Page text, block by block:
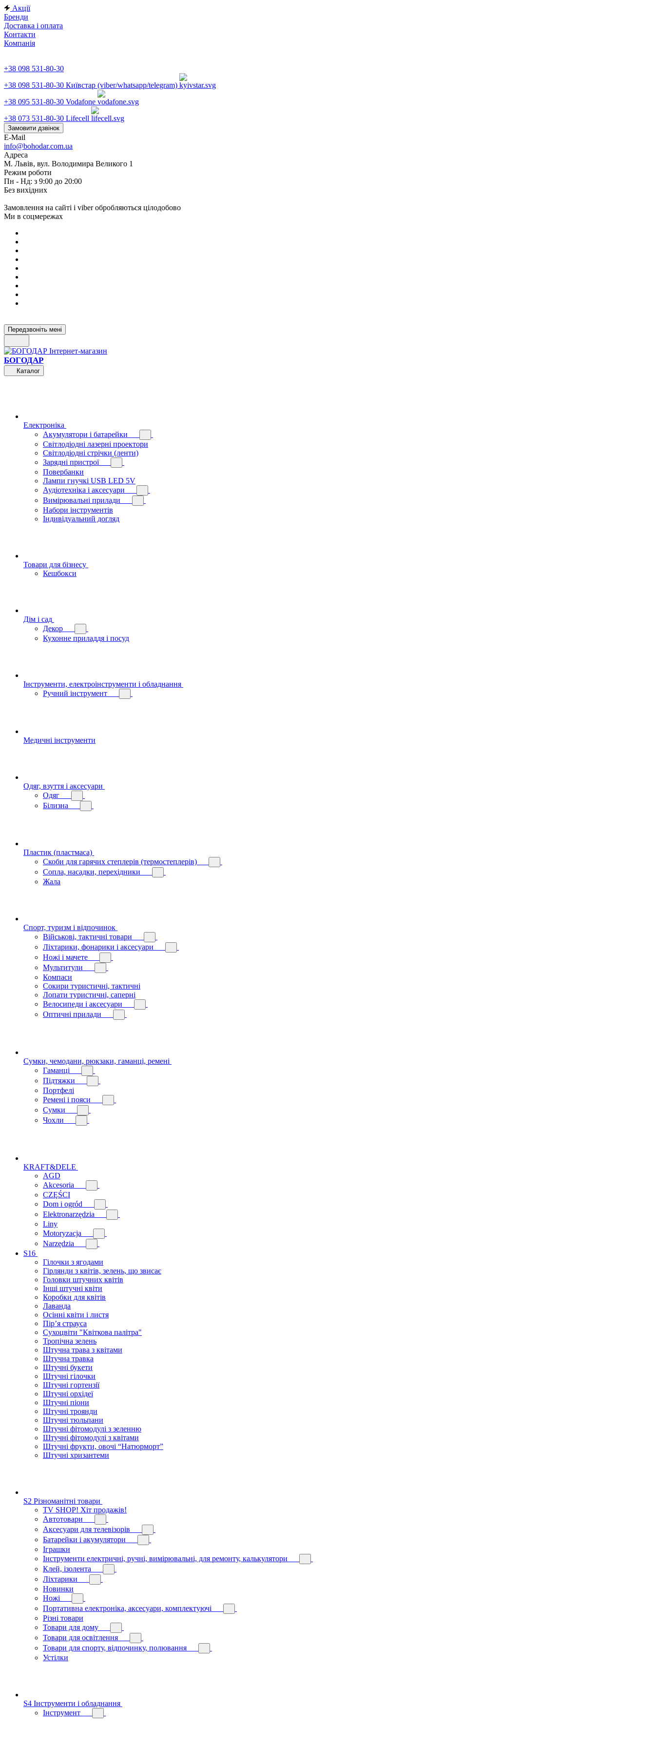
Акції
Бренди
Доставка і оплата
Контакти
Компанія
+38 098 531-80-30
+38 098 531-80-30 Київстар (viber/whatsapp/telegram)
+38 095 531-80-30 Vodafone
+38 073 531-80-30 Lifecell
Замовити дзвінок
E-Mail
info@bohodar.com.ua
Адреса
М. Львів, вул. Володимира Великого 1
Режим роботи
Пн - Нд: з 9:00 до 20:00
Без вихідних
Замовлення на сайті і viber обробляються цілодобово
Ми в соцмережах
Передзвоніть мені
БОГОДАР
Каталог
Електроніка
Акумулятори і батарейки
Світлодіодні лазерні проектори
Світлодіодні стрічки (ленти)
Зарядні пристрої
Повербанки
Лампи гнучкі USB LED 5V
Аудіотехніка і аксесуари
Вимірювальні прилади
Набори інструментів
Індивідуальний догляд
Товари для бізнесу
Кешбокси
Дім і сад
Декор
Кухонне приладдя і посуд
Інструменти, електроінструменти і обладнання
Ручний інструмент
Медичні інструменти
Одяг, взуття і аксесуари
Одяг
Білизна
Пластик (пластмаса)
Скоби для гарячих степлерів (термостеплерів)
Сопла, насадки, перехідники
Жала
Спорт, туризм і відпочинок
Військові, тактичні товари
Ліхтарики, фонарики і аксесуари
Ножі і мачете
Мультитули
Компаси
Сокири туристичні, тактичні
Лопати туристичні, саперні
Велосипеди і аксесуари
Оптичні прилади
Сумки, чемодани, рюкзаки, гаманці, ремені
Гаманці
Підтяжки
Портфелі
Ремені і пояси
Сумки
Чохли
KRAFT&DELE
AGD
Akcesoria
CZĘŚCI
Dom i ogród
Elektronarzędzia
Liny
Motoryzacja
Narzędzia
S16
Гілочки з ягодами
Гірлянди з квітів, зелень, що звисає
Головки штучних квітів
Інші штучні квіти
Коробки для квітів
Лаванда
Осінні квіти і листя
Пір’я страуса
Сухоцвіти "Квіткова палітра"
Тропічна зелень
Штучна трава з квітами
Штучна травка
Штучні букети
Штучні гілочки
Штучні гортензії
Штучні орхідеї
Штучні піони
Штучні троянди
Штучні тюльпани
Штучні фітомодулі з зеленню
Штучні фітомодулі з квітами
Штучні фрукти, овочі “Натюрморт”
Штучні хризантеми
S2 Різноманітні товари
TV SHOP! Хіт продажів!
Автотовари
Аксесуари для телевізорів
Батарейки і акумулятори
Іграшки
Інструменти електричні, ручні, вимірювальні, для ремонту, калькулятори
Клей, ізолента
Ліхтарики
Новинки
Ножі
Портативна електроніка, аксесуари, комплектуючі
Різні товари
Товари для дому
Товари для освітлення
Товари для спорту, відпочинку, полювання
Устілки
S4 Інструменти і обладнання
Інструмент